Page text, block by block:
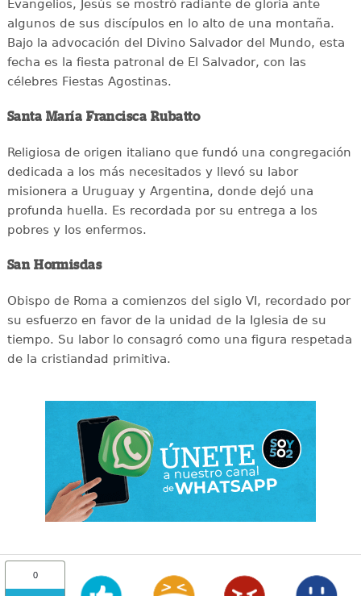
Evangelios, Jesús se mostró radiante de gloria ante
algunos de sus discípulos en lo alto de una montaña.
Bajo la advocación del Divino Salvador del Mundo, esta
fecha es la fiesta patronal de El Salvador, con las
célebres Fiestas Agostinas.
Santa María Francisca Rubatto
Religiosa de origen italiano que fundó una congregación
dedicada a los más necesitados y llevó su labor
misionera a Uruguay y Argentina, donde dejó una
profunda huella. Es recordada por su entrega a los
pobres y los enfermos.
San Hormisdas
Obispo de Roma a comienzos del siglo VI, recordado por
su esfuerzo en favor de la unidad de la Iglesia de su
tiempo. Su labor lo consagró como una figura respetada
de la cristiandad primitiva.
0